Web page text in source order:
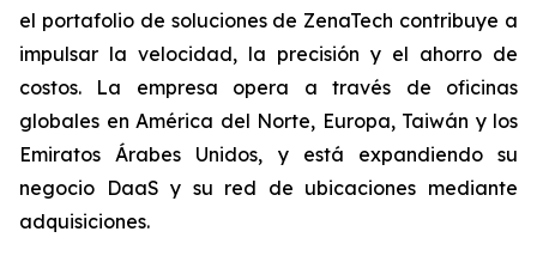
el portafolio de soluciones de ZenaTech contribuye a
impulsar la velocidad, la precisión y el ahorro de
costos. La empresa opera a través de oficinas
globales en América del Norte, Europa, Taiwán y los
Emiratos Árabes Unidos, y está expandiendo su
negocio DaaS y su red de ubicaciones mediante
adquisiciones.